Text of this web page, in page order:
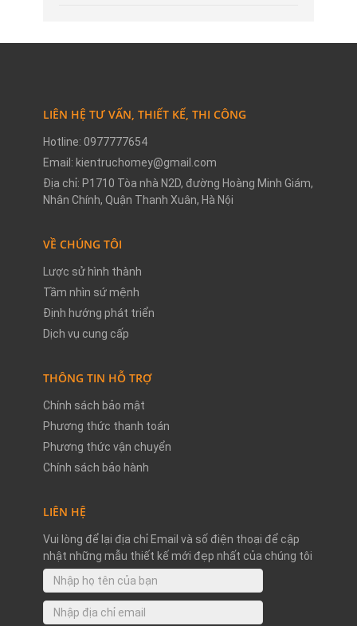
LIÊN HỆ TƯ VẤN, THIẾT KẾ, THI CÔNG
Hotline: 0977777654
Email: kientruchomey@gmail.com
Địa chỉ: P1710 Tòa nhà N2D, đường Hoàng Minh Giám,
Nhân Chính, Quận Thanh Xuân, Hà Nội
VỀ CHÚNG TÔI
Lược sử hình thành
Tầm nhìn sứ mệnh
Định hướng phát triển
Dịch vụ cung cấp
THÔNG TIN HỖ TRỢ
Chính sách bảo mật
Phương thức thanh toán
Phương thức vận chuyển
Chính sách bảo hành
LIÊN HỆ
Vui lòng để lại địa chỉ Email và số điện thoại để cập
nhật những mẫu thiết kế mới đẹp nhất của chúng tôi